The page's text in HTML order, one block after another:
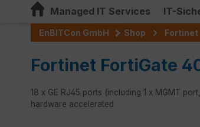
Managed IT Services IT-
EnBITCon GmbH Shop Fortinet
Fortinet FortiGate
18 x GE RJ45 ports (including 1 x MGMT
hardware accelerated